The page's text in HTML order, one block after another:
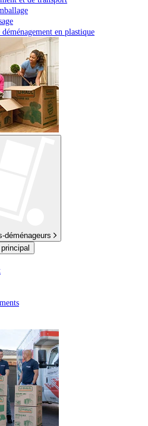
en plastique
déménageurs